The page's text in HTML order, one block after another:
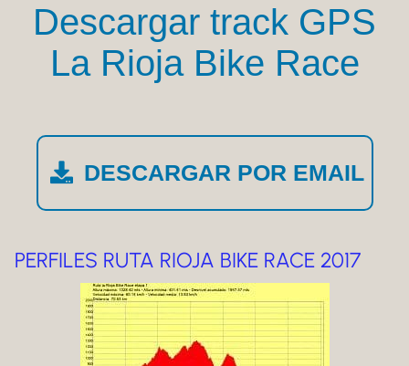
Descargar track GPS
La Rioja Bike Race
DESCARGAR POR EMAIL
PERFILES RUTA RIOJA BIKE RACE 2017